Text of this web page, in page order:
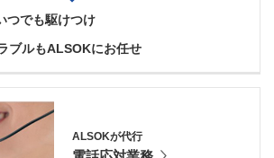
つでも駆けつけ
ブルもALSOKにお任せ
ALSOKが代行